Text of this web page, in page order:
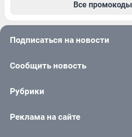
Все промокоды
Подписаться на новости
Сообщить новость
Рубрики
Реклама на сайте